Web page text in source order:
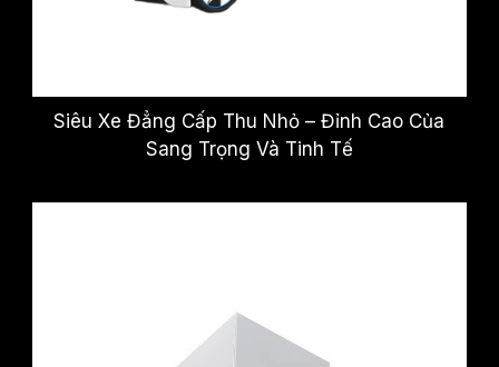
Siêu Xe Đẳng Cấp Thu Nhỏ – Đỉnh Cao Của
Sang Trọng Và Tinh Tế